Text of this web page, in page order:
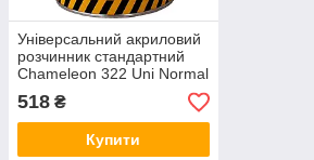
Універсальний акриловий
розчинник стандартний
Chameleon 322 Uni Normal
Acryl Thinner 1л
518 ₴
Купити